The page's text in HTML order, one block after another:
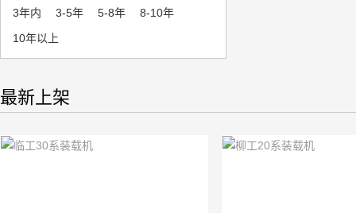
3年内 3-5年 5-8年
8-10年
10年以上
最新上架